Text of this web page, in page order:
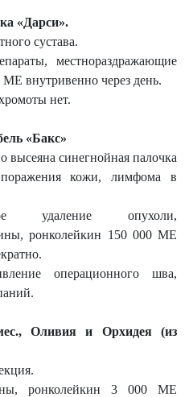
«Дарси».
сустава.
местнораздражающие
внутривенно через день.
нет.
«Бакс»
высеяна синегнойная палочка
кожи, лимфома в
удаление опухоли,
ронколейкин 150 000 МЕ
операционного шва,
Оливия и Орхидея (из
ронколейкин 3 000 МЕ